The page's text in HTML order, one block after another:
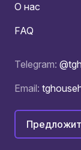
Telegram:
Email:
О нас
FAQ